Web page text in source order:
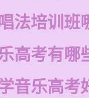
法培训班
高考有哪
音乐高考